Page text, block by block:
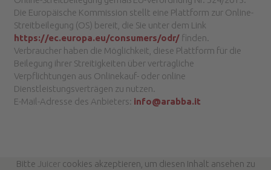
Die Europäische Kommission stellt eine Plattform zur Online-
Streitbeilegung (OS) bereit, die Sie unter dem Link
https://ec.europa.eu/consumers/odr/ finden.
Verbraucher haben die Möglichkeit, diese Plattform für die
Beilegung ihrer Streitigkeiten über vertragliche
Verpflichtungen aus Onlinekauf- oder online
Dienstleistungsverträgen zu nutzen.
E-Mail-Adresse des Anbieters: info@arabba.it
Bitte Juicercookies akzeptieren, um diesen Inhalt ansehen zu